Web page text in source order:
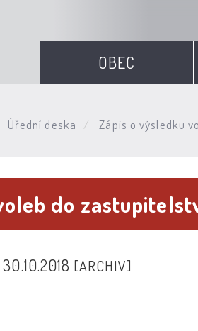
OBEC
Úřední deska Zápis o výsledku
do
30.10.2018 [ARCHIV]